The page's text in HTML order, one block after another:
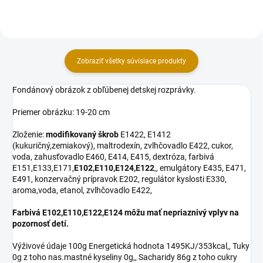
Zobraziť všetky súvisiace produkty
Fondánový obrázok z obľúbenej detskej rozprávky.
Priemer obrázku: 19-20 cm
Zloženie:modifikovaný škrob E1422, E1412
(kukuričný,zemiakový), maltrodexín, zvlhčovadlo E422, cukor,
voda, zahusťovadlo E460, E414, E415, dextróza, farbivá
E151,E133,E171,E102,E110,E124,E122,, emulgátory E435, E471,
E491, konzervačný prípravok E202, regulátor kyslosti E330,
aroma,voda, etanol, zvlhčovadlo E422,
Farbivá E102,E110,E122,E124 môžu mať nepriaznivý vplyv na
pozornosť detí.
Výživové údaje 100g Energetická hodnota 1495KJ/353kcal,, Tuky
0g z toho nas.mastné kyseliny 0g,, Sacharidy 86g z toho cukry